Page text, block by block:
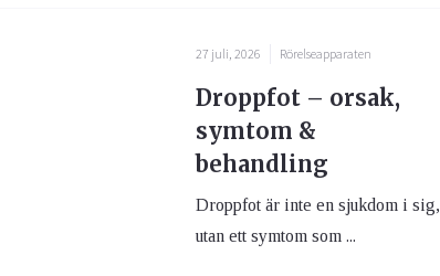
27 juli, 2026 Rörelseapparaten
Droppfot – orsak,
symtom &
behandling
Droppfot är inte en sjukdom i sig,
utan ett symtom som ...